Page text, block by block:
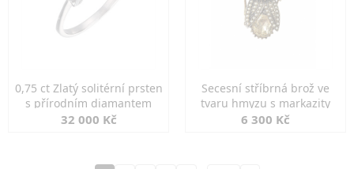
0,75 ct Zlatý solitérní prsten
s přírodním diamantem
32 000 Kč
Secesní stříbrná brož ve
tvaru hmyzu s markazity
6 300 Kč